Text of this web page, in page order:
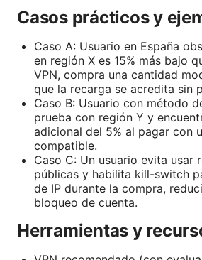
Casos prácticos y
Caso A: Usuario en España
en región X es 15% más bajo
VPN, compra una cantidad
que la recarga se acredita sin
Caso B: Usuario con método
prueba con región Y y
adicional del 5% al pagar con
compatible.
Caso C: Un usuario evita usar
públicas y habilita kill-switch
de IP durante la compra,
bloqueo de cuenta.
Herramientas y